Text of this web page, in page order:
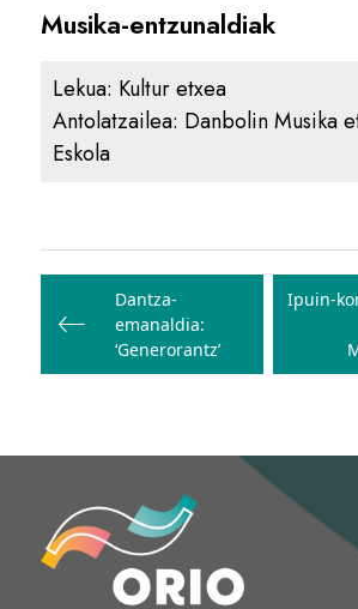
Musika-entzunaldiak
Lekua: Kultur etxea
Antolatzailea: Danbolin Musika
Eskola
Bidalketetan
zehar
nabigatu
Dantza-
emanaldia:
‘Generorantz’
Ipuin-